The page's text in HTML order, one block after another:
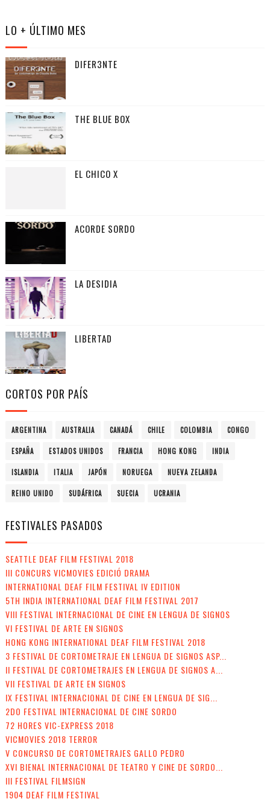
LO + ÚLTIMO MES
DIFER3NTE
THE BLUE BOX
EL CHICO X
ACORDE SORDO
LA DESIDIA
LIBERTAD
CORTOS POR PAÍS
ARGENTINA AUSTRALIA CANADÁ CHILE COLOMBIA CONGO
ESPAÑA ESTADOS UNIDOS FRANCIA HONG KONG INDIA
ISLANDIA ITALIA JAPÓN NORUEGA NUEVA ZELANDA
REINO UNIDO SUDÁFRICA SUECIA UCRANIA
FESTIVALES PASADOS
SEATTLE DEAF FILM FESTIVAL 2018
III CONCURS VICMOVIES EDICIÓ DRAMA
INTERNATIONAL DEAF FILM FESTIVAL IV EDITION
5TH INDIA INTERNATIONAL DEAF FILM FESTIVAL 2017
VIII FESTIVAL INTERNACIONAL DE CINE EN LENGUA DE SIGNOS
VI FESTIVAL DE ARTE EN SIGNOS
HONG KONG INTERNATIONAL DEAF FILM FESTIVAL 2018
3 FESTIVAL DE CORTOMETRAJE EN LENGUA DE SIGNOS ASP...
II FESTIVAL DE CORTOMETRAJES EN LENGUA DE SIGNOS A...
VII FESTIVAL DE ARTE EN SIGNOS
IX FESTIVAL INTERNACIONAL DE CINE EN LENGUA DE SIG...
2DO FESTIVAL INTERNACIONAL DE CINE SORDO
72 HORES VIC-EXPRESS 2018
VICMOVIES 2018 TERROR
V CONCURSO DE CORTOMETRAJES GALLO PEDRO
XVI BIENAL INTERNACIONAL DE TEATRO Y CINE DE SORDO...
III FESTIVAL FILMSIGN
1904 DEAF FILM FESTIVAL